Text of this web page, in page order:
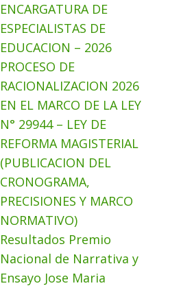
ENCARGATURA DE
ESPECIALISTAS DE
EDUCACION – 2026
PROCESO DE
RACIONALIZACION 2026
EN EL MARCO DE LA LEY
N° 29944 – LEY DE
REFORMA MAGISTERIAL
(PUBLICACION DEL
CRONOGRAMA,
PRECISIONES Y MARCO
NORMATIVO)
Resultados Premio
Nacional de Narrativa y
Ensayo Jose Maria